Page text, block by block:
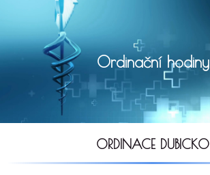
Ordinační hodiny
ORDINACE DUBICKO